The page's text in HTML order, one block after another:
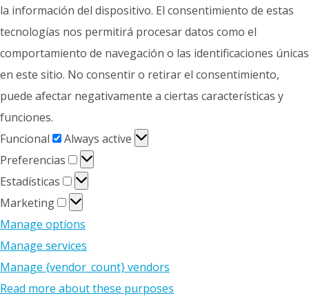
la información del dispositivo. El consentimiento de estas
tecnologías nos permitirá procesar datos como el
comportamiento de navegación o las identificaciones únicas
en este sitio. No consentir o retirar el consentimiento,
puede afectar negativamente a ciertas características y
funciones.
Funcional
Funcional
Always active
Preferencias
Preferencias
Estadísticas
Estadísticas
Marketing
Marketing
Manage options
Manage services
Manage {vendor_count} vendors
Read more about these purposes